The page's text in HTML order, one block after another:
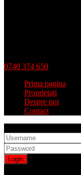
0740 374 650
Prima pagina
Proprietati
Despre noi
Contact
Login